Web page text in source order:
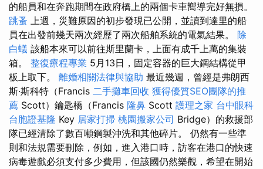
的船員和在奔跑期間在政府橋上的兩個卡車嚮導完好無損。
跳蚤 上週，災難原因的初步發現已公開，並讀到達里的船
員在出發前幾天兩次經歷了兩次船舶系統的電氣結果。 除
白蟻 該船本來可以前往斯里蘭卡，上面有成千上萬的集裝
箱。 整復療程專業 5月13日，固定容器的巨大鋼結構從甲
板上取下。 離婚相關法律與協助 最近幾週，曾經是弗朗西
斯·斯科特（Francis 二手攤車回收 獲得優質SEO團隊的推
薦 Scott）鑰匙橋（Francis 隆鼻 Scott 護理之家 台中眼科
台胞證基隆 Key 居家打掃 桃園搬家公司 Bridge）的救援部
隊已經清除了數百噸鋼製沖洗和其他碎片。 仍然有一些準
則和法規需要刪除，例如，進入港口時，訪客在港口的快速
病毒遊戲必須支付多少費用，但該國仍然樂觀，希望在開始